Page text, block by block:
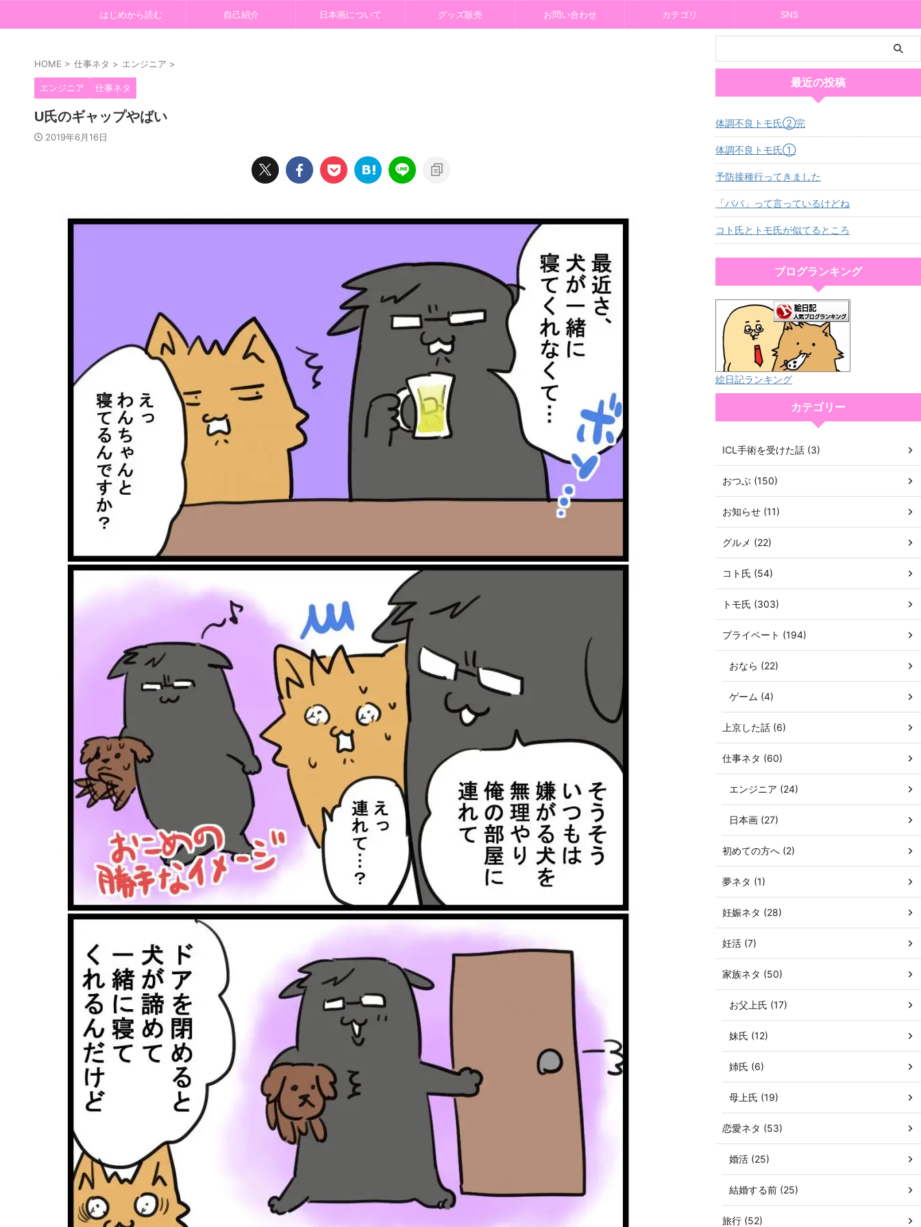
はじめから読む 自己紹介 日本画について グッズ販売 お問い合わせ カテゴリ SNS
HOME > 仕事ネタ > エンジニア >
エンジニア 仕事ネタ
U氏のギャップやばい
2019年6月16日
最近の投稿
体調不良トモ氏②完
体調不良トモ氏①
予防接種行ってきました
「パパ」って言っているけどね
コト氏とトモ氏が似てるところ
ブログランキング
絵日記ランキング
カテゴリー
ICL手術を受けた話 (3)
おつぶ (150)
お知らせ (11)
グルメ (22)
コト氏 (54)
トモ氏 (303)
プライベート (194)
おなら (22)
ゲーム (4)
上京した話 (6)
仕事ネタ (60)
エンジニア (24)
日本画 (27)
初めての方へ (2)
夢ネタ (1)
妊娠ネタ (28)
妊活 (7)
家族ネタ (50)
お父上氏 (17)
妹氏 (12)
姉氏 (6)
母上氏 (19)
恋愛ネタ (53)
婚活 (25)
結婚する前 (25)
旅行 (52)